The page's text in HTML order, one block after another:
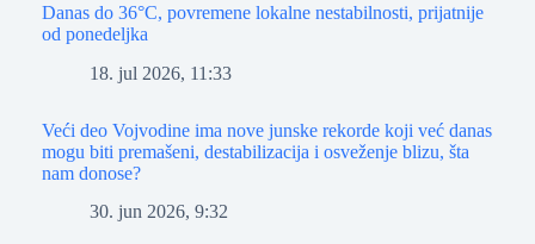
Danas do 36°C, povremene lokalne nestabilnosti, prijatnije
od ponedeljka
18. jul 2026, 11:33
Veći deo Vojvodine ima nove junske rekorde koji već danas
mogu biti premašeni, destabilizacija i osveženje blizu, šta
nam donose?
30. jun 2026, 9:32